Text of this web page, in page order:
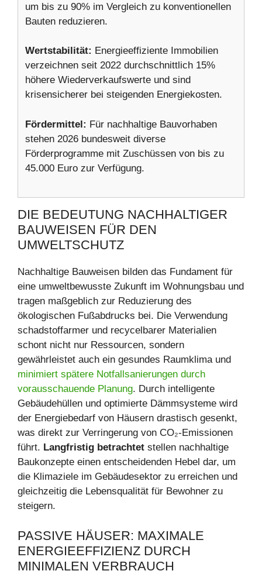
um bis zu 90% im Vergleich zu konventionellen
Bauten reduzieren.
Wertstabilität: Energieeffiziente Immobilien
verzeichnen seit 2022 durchschnittlich 15%
höhere Wiederverkaufswerte und sind
krisensicherer bei steigenden Energiekosten.
Fördermittel: Für nachhaltige Bauvorhaben
stehen 2026 bundesweit diverse
Förderprogramme mit Zuschüssen von bis zu
45.000 Euro zur Verfügung.
DIE BEDEUTUNG NACHHALTIGER
BAUWEISEN FÜR DEN
UMWELTSCHUTZ
Nachhaltige Bauweisen bilden das Fundament für
eine umweltbewusste Zukunft im Wohnungsbau und
tragen maßgeblich zur Reduzierung des
ökologischen Fußabdrucks bei. Die Verwendung
schadstoffarmer und recycelbarer Materialien
schont nicht nur Ressourcen, sondern
gewährleistet auch ein gesundes Raumklima und
minimiert spätere Notfallsanierungen durch
vorausschauende Planung. Durch intelligente
Gebäudehüllen und optimierte Dämmsysteme wird
der Energiebedarf von Häusern drastisch gesenkt,
was direkt zur Verringerung von CO₂-Emissionen
führt. Langfristig betrachtet stellen nachhaltige
Baukonzepte einen entscheidenden Hebel dar, um
die Klimaziele im Gebäudesektor zu erreichen und
gleichzeitig die Lebensqualität für Bewohner zu
steigern.
PASSIVE HÄUSER: MAXIMALE
ENERGIEEFFIZIENZ DURCH
MINIMALEN VERBRAUCH